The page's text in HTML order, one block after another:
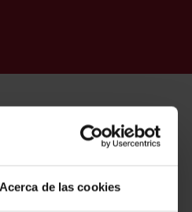
Acerca de las cookies